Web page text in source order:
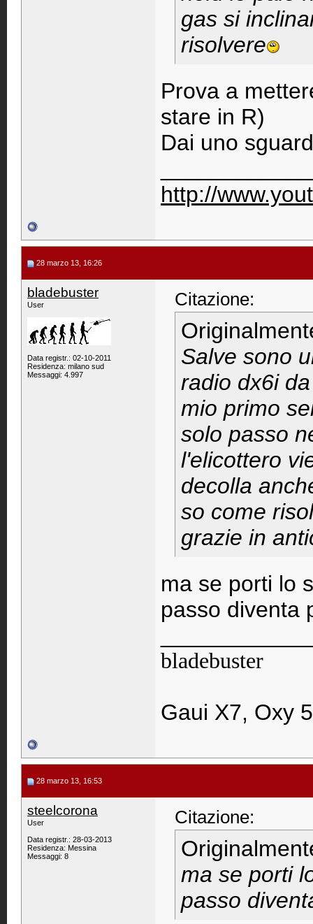
gas si
risolvere
Prova a
stare in R)
Dai uno
http://
28 marzo 13, 16:26
bladebuster
User
Data registr.: 02-10-2011
Residenza: milano sud
Messaggi: 4.997
Citazione:
Salve sono
radio dx6i
mio primo
solo passo
l'elicottero
decolla
so come
grazie in
ma se porti lo
passo diventa
bladebuster
Gaui X7, Oxy
28 marzo 13, 16:53
steelcorona
User
Data registr.: 28-03-2013
Residenza: Messina
Messaggi: 8
Citazione:
ma se porti
passo